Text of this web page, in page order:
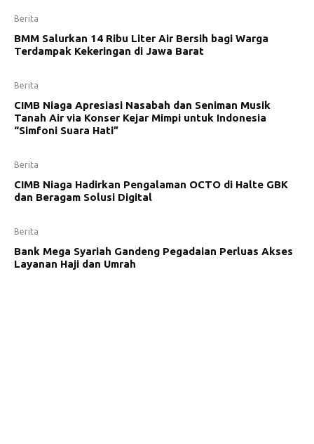
Berita
BMM Salurkan 14 Ribu Liter Air Bersih bagi Warga
Terdampak Kekeringan di Jawa Barat
Berita
CIMB Niaga Apresiasi Nasabah dan Seniman Musik
Tanah Air via Konser Kejar Mimpi untuk Indonesia
“Simfoni Suara Hati”
Berita
CIMB Niaga Hadirkan Pengalaman OCTO di Halte GBK
dan Beragam Solusi Digital
Berita
Bank Mega Syariah Gandeng Pegadaian Perluas Akses
Layanan Haji dan Umrah